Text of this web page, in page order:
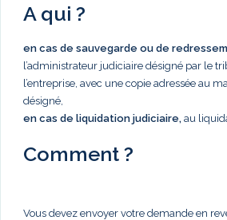
A qui ?
en cas de sauvegarde ou de
l’administrateur judiciaire désigné par le
l’entreprise, avec une copie adressée au
désigné,
en cas de liquidation judiciaire, au
Comment ?
Vous devez envoyer votre demande en